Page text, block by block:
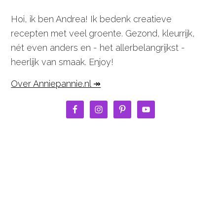
Hoi, ik ben Andrea! Ik bedenk creatieve
recepten met veel groente. Gezond, kleurrijk,
nét even anders en - het allerbelangrijkst -
heerlijk van smaak. Enjoy!
Over Anniepannie.nl ↠